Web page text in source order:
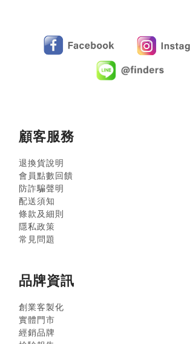
顧客服務
退換貨說明
會員點數回饋
防詐騙聲明
配送須知
條款及細則
隱私政策
常見問題
品牌資訊
創業客製化
實體門市
經銷品牌